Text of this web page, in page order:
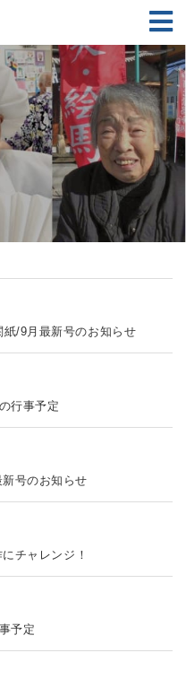
紙/9月最新号のお知らせ
行事予定
新号のお知らせ
チャレンジ！
予定